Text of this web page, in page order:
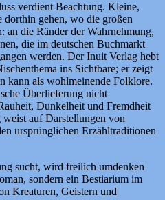
verdient Beachtung. Kleine,
dorthin gehen, wo die großen
an die Ränder der Wahrnehmung,
die im deutschen Buchmarkt
werden. Der Inuit Verlag hebt
ins Sichtbare; er zeigt
kann als wohlmeinende Folklore.
Überlieferung nicht
Dunkelheit und Fremdheit
weist auf Darstellungen von
ursprünglichen Erzähltraditionen
sucht, wird freilich umdenken
sondern ein Bestiarium im
Kreaturen, Geistern und